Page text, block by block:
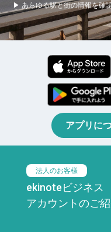
▶ あらゆる駅と街の情報を確
アプリに
法人のお客様
ekinoteビジネス
アカウントのご